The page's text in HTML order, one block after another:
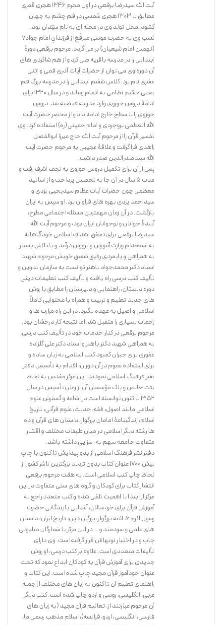
آیت الله سیدرضا برقعی در اول محرم 1346 هجری قمری
مطابق با 1303 هجری شمسی در قم چشم به جهان
گشود. محل تولد وی در محله ای به نام سیّدان بود.
نَسب وی به حضرت موسی مبرقَعَ از فرزندانِ امام جواد7
(نهمین امام شیعیان) بر می گردد. مرحوم برقعی دورۀ
ابتدایی را در مدرسه باقریه طی کرد و از هم شاگردی های
آن دوره وی می توان از حضرات آیات آذری قمی و اثنی
عشری نام برد. کلاس ششم ابتدایی را در مدرسه بزرگ قم
یعنی حکیم نظامی به اتمام رساند و در سال 1320 برای
ادامۀ دروس حوزوی وارد مدرسه فیضیه شد. دروسِ
حوزوی را تا سطح خارج ادامه داد و از محضر حضرت آیت
الله العظمی بروجردی و امام خمینی(ره) استفاده کرد. وی
تفسیر قرآن را از مرحوم آیت الله حاج میرزا ابوالفضل
زاهدی فرا گرفت و علاقۀ عجیبی به مرحوم حضرت آیت
الله سیدصدرالدین صدر داشت.
پس از آن برای تکمیل دروس حوزوی به نجف اشرف رفت و
مدت 5 سال در آن جا به تحصیل پرداخت و از اساتید
معظمی چون حضرات آیات عظام سیدیحیی یزدی و
سیداحمد یزدی بهره های فراوان برد. او سپس به ایران
بازگشت. در آن زمان مهمترین مسئله اجتماعی مطرح،
آیندۀ جوانان و نوجوانان ایران بود، و مرحوم آیت الله
سیدرضا برقعی برای تحقق اهداف اسلامی خودآگاهانه
به استخدام وزارت آموزش و پرورش درآمد و با تلاش بسیار
به همراهی و پایمردی رفیق شفیق خویش مرحوم شهید
استاد دکتر محمدجواد باهنر توانست به سازمان تدوین و
تألیف کتب درسی راه یافته و تألیف کتب تعلیمات دینی
دوره دبستان، راهنمایی و دبیرستان را مطابق با روش
های جدید تعلیم و تربیت و همراه با محتوایی کاملاً
اسلامی و اصیل به عهده بگیرد. در این راه مرارت ها و
زحمات بسیاری را متقبل شد. اما نتیجه کار درخشان بود.
مرحوم برقعی در کنار خدمات خود در تألیف کتب درسی،
به همراهی شهید دکتر باهنر و استاد دکتر علی گلزاده
غفوری برای جبران کمبود کتب اسلامی به زبان ساده و
برای استفاده عموم در آن دوران، اقدام به تأسیس دفتر
نشر فرهنگ اسلامی نمودند. این مرکز مقدس به لحاظ
نیّت خالص و پاک مؤسسان آن از زمان تأسیس در سال
1352 تا کنون توانسته است در اشاعه و گسترش علوم
اسلامی مانند اصول، فقه، حدیث، علوم قرآنی، تاریخ
اسلام، زندگینامۀ امامان بزرگوار، داستان های قرآن و ده
ها رشته دیگر اسلامی در میان طبقات مختلف و اقشار
متفاوت جامعه سهم به-سزایی داشته باشد.
دفتر نشر فرهنگ اسلامی از بدو پیدایش تا کنون با چاپ
بیش 1700 عنوان کتاب بدون تردید بزرگترین ناشر کشور از
لحاظ چاپ کتب اسلامی است. به همّت مرحوم برقعی
انتشار کتاب برای کودکان و گروه های سنی متفاوت در این
مرکز از ابتدا با اهمیت تلقی شده و کتب متعدد راجع به
آموزش قرآن برای خردسالان، آشنایی با زندگانی حضرت
رسول اکرم 6، ائمه بزرگوار، بزرگان دین، تاریخ ایران، داستان
های علمی و سودمند و ... در این مرکز با شمارگان میلیونی
چاپ و در اختیار نونهالان قرار گرفته است. وی دارای
تألیفات متعددی است. علاوه بر کتب درسی، او روش
جدیدی برای آموزش قرآن به کودکان ابداع نمود که تحت
عنوان خودآموز قرآن مجید چاپ شده است. این کتاب و
راهنمای تعلیم آن تا کنون به زبان های مختلف از جمله
عربی، انگلیسی، روسی و اردو چاپ شده است. کتب دیگر
آن مرحوم عبارتند از: تعالیم قرآن مجید (به زبان های
فارسی، انگلیسی، اردو، فرانسه)، اسلام مذهب رسمی ما،